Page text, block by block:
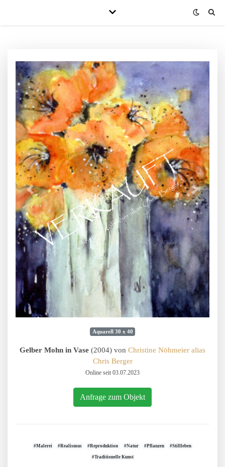
Aquarell 30 x 40
Gelber Mohn in Vase (2004) von Christine Nöhmeier alias
Chris Berger
Online seit 03.07.2023
Anfrage zum Objekt
#Malerei #Realismus #Reproduktion #Natur #Pflanzen #Stillleben
#Traditionelle Kunst